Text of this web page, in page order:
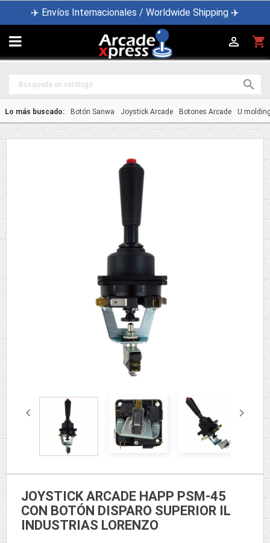
✈️ Envíos Internacionales / Worldwide Shipping ✈️
 shopping_cart


Lo más buscado: Botón Sanwa Joystick Arcade Botones Arcade U
 
JOYSTICK ARCADE HAPP PSM-45
CON BOTÓN DISPARO SUPERIOR IL
INDUSTRIAS LORENZO